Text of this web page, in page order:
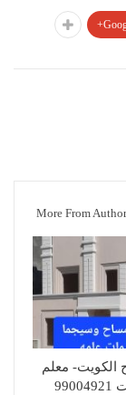
More From Author
الكويت- معلم